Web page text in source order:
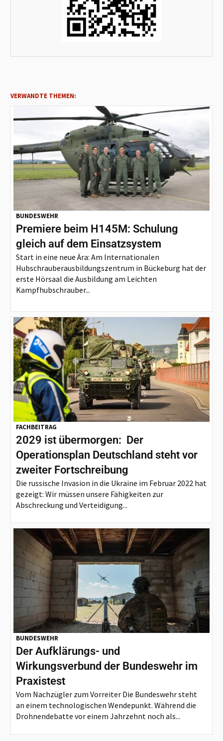
VERWANDTE THEMEN:
BUNDESWEHR
Premiere beim H145M: Schulung
gleich auf dem Einsatzsystem
Start in eine neue Ära: Am Internationalen
Hubschrauberausbildungszentrum in Bückeburg hat der
erste Hörsaal die Ausbildung am Leichten
Kampfhubschrauber...
FACHBEITRAG
2029 ist übermorgen: Der
Operationsplan Deutschland steht vor
zweiter Fortschreibung
Die russische Invasion in die Ukraine im Februar 2022 hat
gezeigt: Wir müssen unsere Fähigkeiten zur
Abschreckung und Verteidigung...
BUNDESWEHR
Der Aufklärungs- und
Wirkungsverbund der Bundeswehr im
Praxistest
Vom Nachzügler zum Vorreiter Die Bundeswehr steht
an einem technologischen Wendepunkt. Während die
Drohnendebatte vor einem Jahrzehnt noch als...